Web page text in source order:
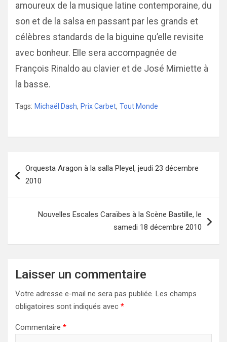
amoureux de la musique latine contemporaine, du
son et de la salsa en passant par les grands et
célèbres standards de la biguine qu’elle revisite
avec bonheur. Elle sera accompagnée de
François Rinaldo au clavier et de José Mimiette à
la basse.
Tags: Michaël Dash, Prix Carbet, Tout Monde
de
Orquesta Aragon à la salla Pleyel, jeudi 23 décembre
2010
Nouvelles Escales Caraïbes à la Scène Bastille, le
samedi 18 décembre 2010
Laisser un commentaire
Votre adresse e-mail ne sera pas publiée. Les champs
obligatoires sont indiqués avec *
Commentaire *